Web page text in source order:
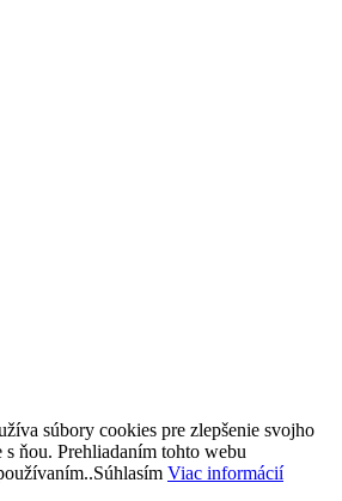
súbory cookies pre zlepšenie svojho
s ňou. Prehliadaním tohto webu
Súhlasím Viac informácií